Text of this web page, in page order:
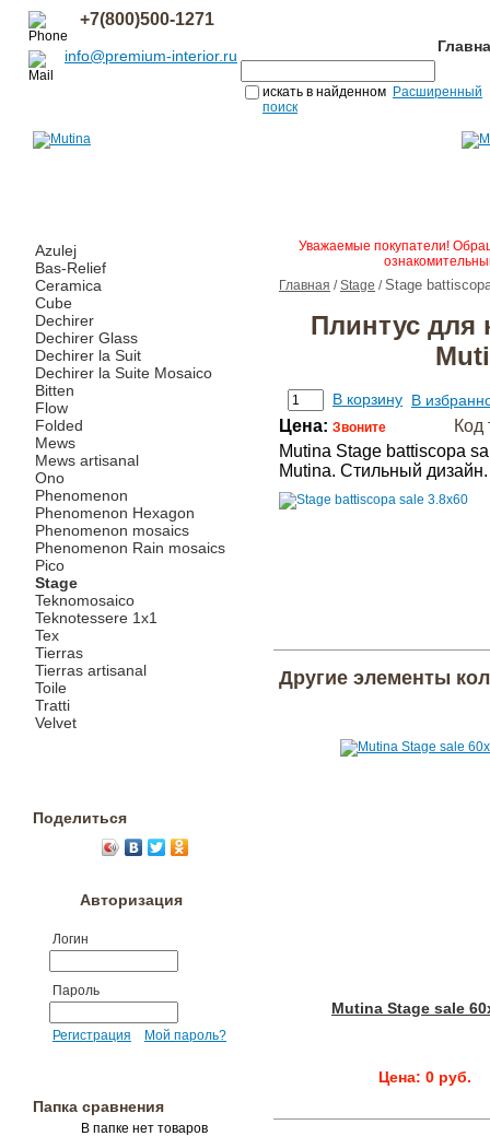
+7(800)500-1271
info@premium-interior.ru
искать в найденном Расширенный
поиск
Azulej
Bas-Relief
Ceramica
Cube
Dechirer
Dechirer Glass
Dechirer la Suit
Dechirer la Suite Mosaico
Bitten
Flow
Folded
Mews
Mews artisanal
Ono
Phenomenon
Phenomenon Hexagon
Phenomenon mosaics
Phenomenon Rain mosaics
Pico
Stage
Teknomosaico
Teknotessere 1x1
Tex
Tierras
Tierras artisanal
Toile
Tratti
Velvet
Поделиться
Авторизация
Логин
Пароль
Регистрация Мой пароль?
Папка сравнения
В папке нет товаров
Уважаемые покупатели!
Главная /Stage /Stage
Плинтус для
В корзину В
Цена: Звоните
Код
Mutina Stage battiscopa
Mutina. Стильный
Другие элементы
Mutina Stage sale
Цена: 0 руб.